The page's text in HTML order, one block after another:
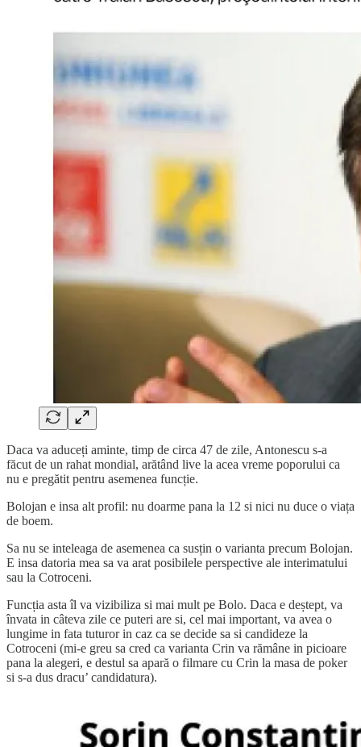
Daca va aduceți aminte, timp de circa 47 de zile, Antonescu s-a
făcut de un rahat mondial, arătând live la acea vreme poporului ca
nu e pregătit pentru asemenea funcție.
Bolojan e insa alt profil: nu doarme pana la 12 si nici nu duce o viața
de boem.
Sa nu se inteleaga de asemenea ca susțin o varianta precum Bolojan.
E insa datoria mea sa va arat posibilele perspective ale interimatului
sau la Cotroceni.
Funcția asta îl va vizibiliza si mai mult pe Bolo. Daca e deștept, va
învata in câteva zile ce puteri are si, cel mai important, va avea o
lungime in fata tuturor in caz ca se decide sa si candideze la
Cotroceni (mi-e greu sa cred ca varianta Crin va rămâne in picioare
pana la alegeri, e destul sa apară o filmare cu Crin la masa de poker
si s-a dus dracu’ candidatura).